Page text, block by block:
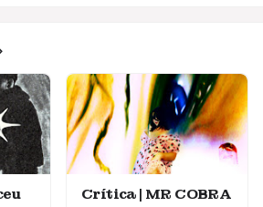
Crítica | MR COBRA